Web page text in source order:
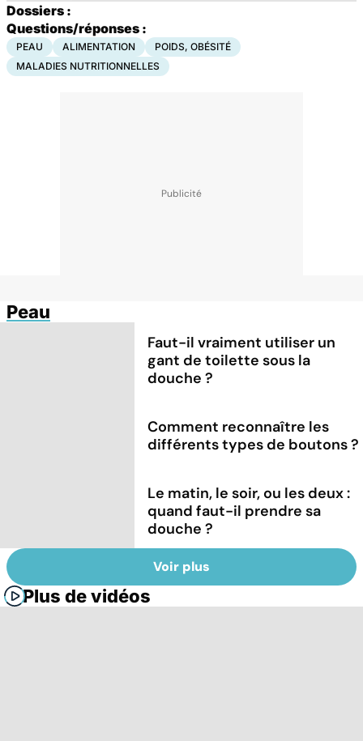
Dossiers :
Questions/réponses :
PEAU ALIMENTATION
POIDS, OBÉSITÉ
MALADIES NUTRITIONNELLES
Peau
Faut-il vraiment utiliser un
gant de toilette sous la
douche ?
Comment reconnaître les
différents types de boutons ?
Le matin, le soir, ou les deux :
quand faut-il prendre sa
douche ?
Voir plus
Plus de vidéos